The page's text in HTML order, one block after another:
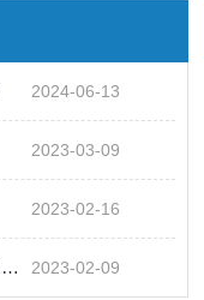
2024-06-13
2023-03-09
2023-02-16
电主轴性能稳定对数控车床的使用有多重要？ 2023-02-09